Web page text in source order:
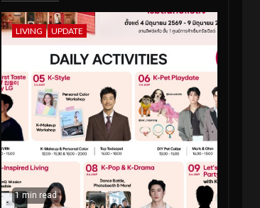
LIVING UPDATE
1 min read